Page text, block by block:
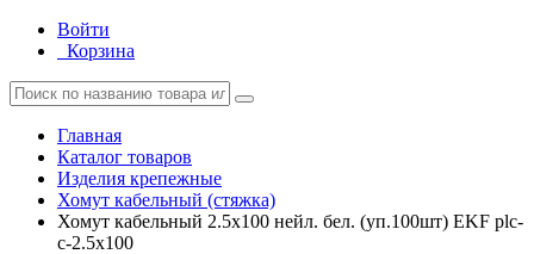
Войти
Корзина
Главная
Каталог товаров
Изделия крепежные
Хомут кабельный (стяжка)
Хомут кабельный 2.5х100 нейл. бел. (уп.100шт) EKF plc-
c-2.5x100